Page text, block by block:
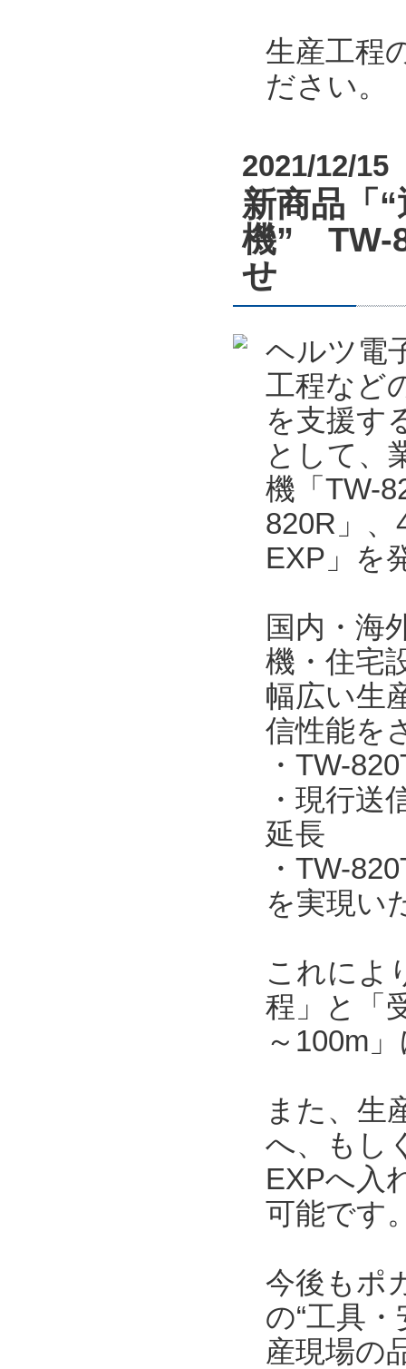
生産工程
ださい。
2021/12/15
新商品「
機” TW-
せ
ヘルツ電
工程など
を支援す
として、
機「TW-
820R」
EXP」を
国内・海
機・住宅
幅広い生
信性能を
・TW-
・現行送
延長
・TW-
を実現い
これによ
程」と「
～100m
また、生
へ、もし
EXPへ入
可能です
今後もポ
の“工具
産現場の